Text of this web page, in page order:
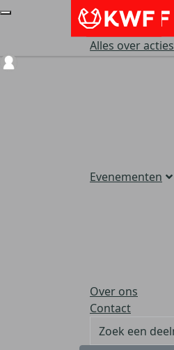
Alles over acties
Evenementen
Over ons
Contact